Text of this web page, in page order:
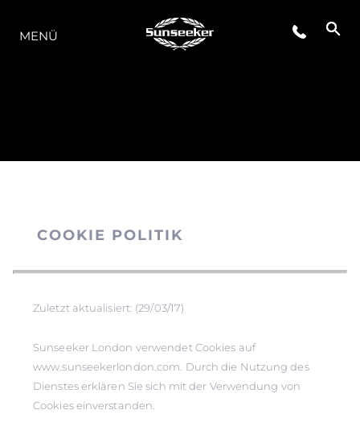
DIE MODELLREIHE
MENÜ
COOKIE POLITIK
Zuletzt aktualisiert: (29/03/17)
Sunseeker London verwendet Cookies auf
www.sunseekerlondon.com. Durch die Nutzung des
Dienstes erklären Sie sich mit der Verwendung von
Cookies einverstanden.